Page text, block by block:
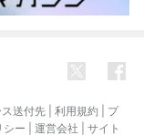
送付先 利用規約
プ
シー 運営会社 サイト